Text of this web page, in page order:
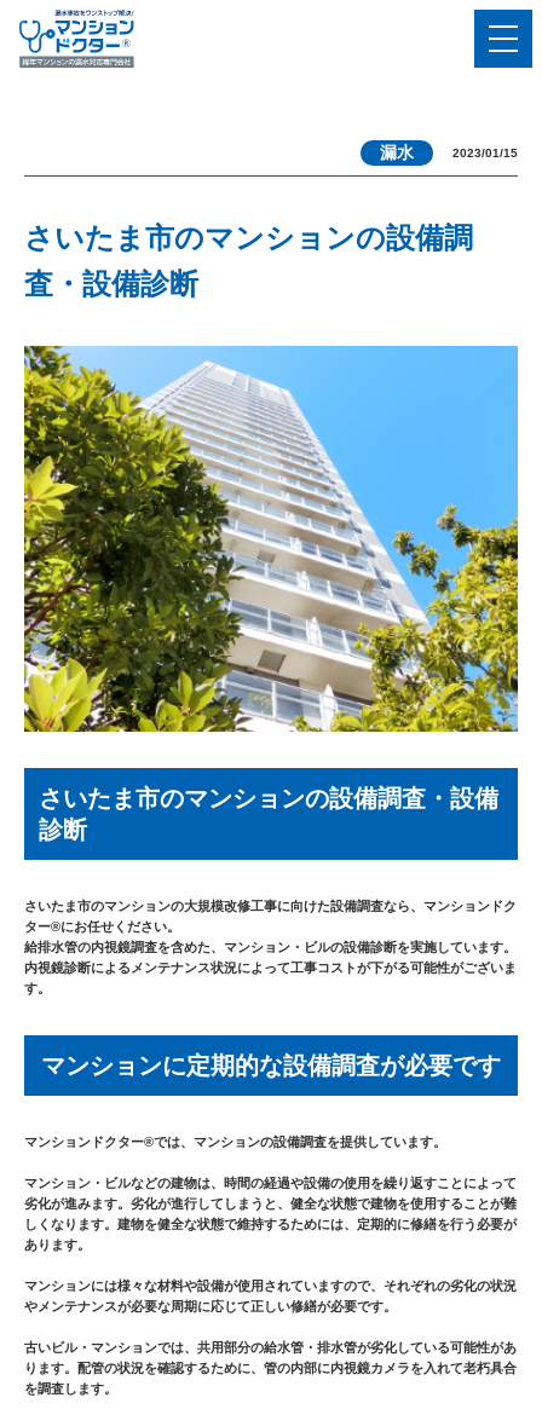
マンションドクター®を知る
漏水事故とは
漏水事故の解決までの流れ
出動事例
解決日記
よくある質問
漏水 2023/01/15
さいたま市のマンションの設備調
査・設備診断
さいたま市のマンションの設備調査・設備
診断
さいたま市のマンションの大規模改修工事に向けた設備調査なら、マンションドク
ター®︎にお任せください。
給排水管の内視鏡調査を含めた、マンション・ビルの設備診断を実施しています。
内視鏡診断によるメンテナンス状況によって工事コストが下がる可能性がございま
す。
マンションに定期的な設備調査が必要です
マンションドクター®︎では、マンションの設備調査を提供しています。
マンション・ビルなどの建物は、時間の経過や設備の使用を繰り返すことによって
劣化が進みます。劣化が進行してしまうと、健全な状態で建物を使用することが難
しくなります。建物を健全な状態で維持するためには、定期的に修繕を行う必要が
あります。
マンションには様々な材料や設備が使用されていますので、それぞれの劣化の状況
やメンテナンスが必要な周期に応じて正しい修繕が必要です。
古いビル・マンションでは、共用部分の給水管・排水管が劣化している可能性があ
ります。配管の状況を確認するために、管の内部に内視鏡カメラを入れて老朽具合
を調査します。